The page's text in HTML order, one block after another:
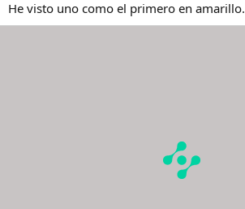
He visto uno como el primero en amarillo.